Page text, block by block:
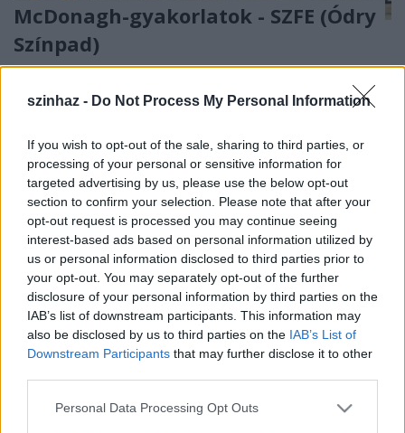
szinhaz - Do Not Process My Personal Information
If you wish to opt-out of the sale, sharing to third parties, or
processing of your personal or sensitive information for
targeted advertising by us, please use the below opt-out
section to confirm your selection. Please note that after your
opt-out request is processed you may continue seeing
interest-based ads based on personal information utilized by
us or personal information disclosed to third parties prior to
your opt-out. You may separately opt-out of the further
disclosure of your personal information by third parties on the
IAB’s list of downstream participants. This information may
also be disclosed by us to third parties on the IAB’s List of
Downstream Participants that may further disclose it to other
Please note that this website/app uses one or more Google
Personal Data Processing Opt Outs
McDonagh-gyakorlatok - SZFE (Ódry
Színpad)
drumlin•2011. február 15.
kerítéslécet! Nagyjából ez az így leírva tényleg eget
rengető poén, ennek variációi, valamint a mögötte
álló karikaturisztikus irónia az, aminek Martin
McDonagh drámaírói karrierjét köszönheti. A
Radnóti majdnem tíz éve játssza a Kriplit, ami a brit-
ír…